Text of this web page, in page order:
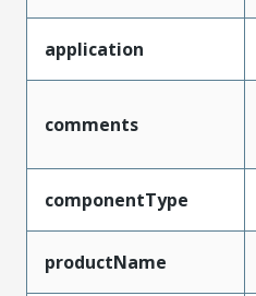
application
comments
componentType
productName